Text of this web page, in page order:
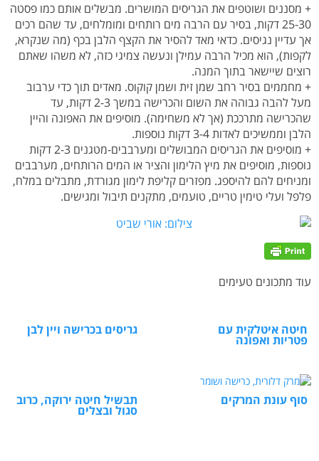
+ מסננים ושוטפים את הגריסים המושרים. מבשלים אותם כמו פסטה
25-30 דקות, בסיר עם הרבה מים רותחים ומומלחים, עד שהם רכים
אך עדיין נגיסים. כדאי מאד להסיר את הקצף הלבן בכף (מה שנקרא,
לקפות), הוא מכיל הרבה עמילן ונעשה צמיגי כזה, לא משהו שאתם
רוצים שיישאר בתוך המנה.
+ מחממים בסיר רחב שמן זית ושמן קוקוס. מאדים תוך כדי ערבוב
מעל להבה גבוהה את השום והכרישה במשך 2-3 דקות, עד
שהכרישה מתרככת (אך לא משחימה). מוסיפים את האפונה והיין
הלבן וממשיכים לאדות 3-4 דקות נוספות.
+ מוסיפים את הגריסים המבושלים ומערבבים-מטגנים 2-3 דקות
נוספות, מוסיפים את מיץ הלימון והציר או המים הרותחים, מערבבים
ומניחים להם להיספג. מפזרים קליפת לימון מגורדת, מתבלים במלח,
פלפל ועלי טימין טריים, טועמים, מתקנים תיבול ומגישים.
עוד מתכונים טעימים
חיטה איטלקית עם
פטריות ואפונה
גריסים בכרישה ויין לבן
סוף עונת המרקים תבשיל חיטה ירוקה, כרוב
סגול ובצלים